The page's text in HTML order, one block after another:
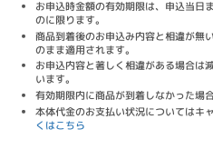
お申込時金額の有効期限は、申込当日
のに限ります。
商品到着後のお申込み内容と相違が無
のまま適用されます。
お申込内容と著しく相違がある場合は
います。
有効期限内に商品が到着しなかった場
本体代金のお支払い状況についてはキ
くはこちら